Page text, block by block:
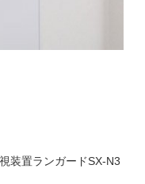
装置ランガードSX-N3